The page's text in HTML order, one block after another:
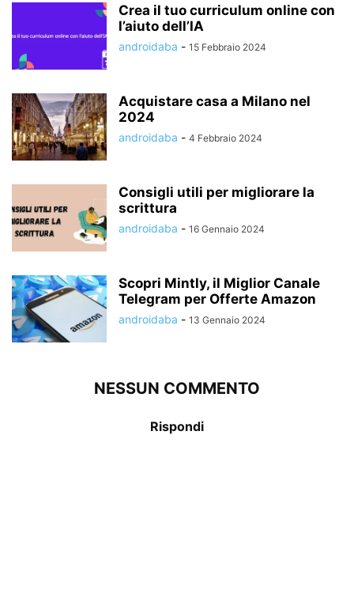
Crea il tuo curriculum online con
l’aiuto dell’IA
androidaba - 15 Febbraio 2024
Acquistare casa a Milano nel
2024
androidaba - 4 Febbraio 2024
Consigli utili per migliorare la
scrittura
androidaba - 16 Gennaio 2024
Scopri Mintly, il Miglior Canale
Telegram per Offerte Amazon
androidaba - 13 Gennaio 2024
NESSUN COMMENTO
Rispondi